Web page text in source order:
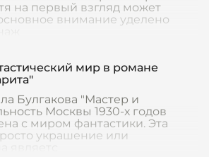
на первый взгляд может
внимание уделено
мир в романе
Булгакова "Мастер и
Москвы 1930-х годов
с миром фантастики. Эта
украшение или